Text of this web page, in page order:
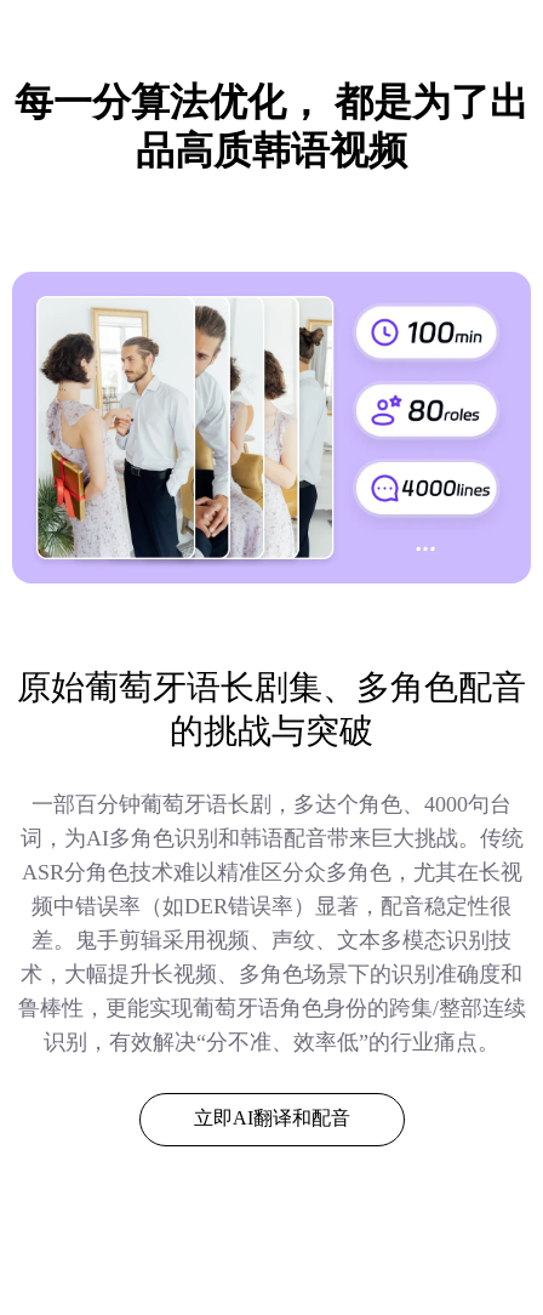
每一分算法优化， 都是为了出
品高质韩语视频
原始葡萄牙语长剧集、多角色配音
的挑战与突破
一部百分钟葡萄牙语长剧，多达个角色、4000句台
词，为AI多角色识别和韩语配音带来巨大挑战。传统
ASR分角色技术难以精准区分众多角色，尤其在长视
频中错误率（如DER错误率）显著，配音稳定性很
差。鬼手剪辑采用视频、声纹、文本多模态识别技
术，大幅提升长视频、多角色场景下的识别准确度和
鲁棒性，更能实现葡萄牙语角色身份的跨集/整部连续
识别，有效解决“分不准、效率低”的行业痛点。
立即AI翻译和配音